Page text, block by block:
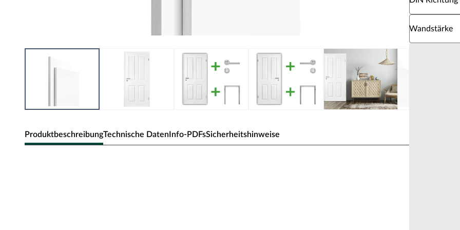
ProduktbeschreibungTechnische DatenInfo-PDFsSicherheitshinweise
Wandstärke